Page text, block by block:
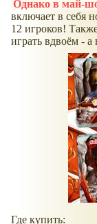
Однако в май-
включает в себя
12 игроков!
играть вдвоём -
Где купить: